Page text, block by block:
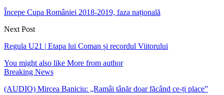
Începe Cupa României 2018-2019, faza națională
Next Post
Regula U21 | Etapa lui Coman și recordul Viitorului
You might also like More from author
Breaking News
(AUDIO) Mircea Baniciu: „Ramâi tânăr doar făcând ce-ți place”